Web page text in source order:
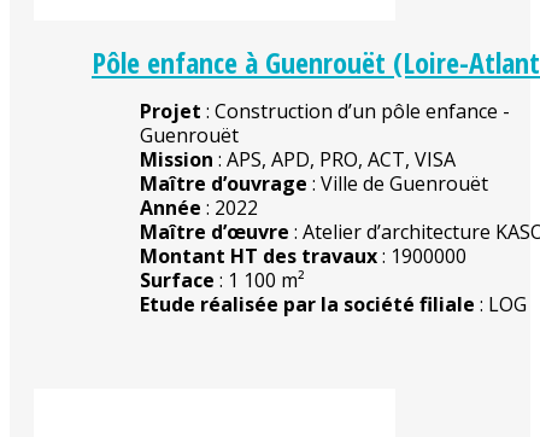
Pôle enfance à Guenrouët (Loire-
Projet : Construction d’un pôle enfance -
Guenrouët
Mission : APS, APD, PRO, ACT, VISA
Maître d’ouvrage : Ville de Guenrouët
Année : 2022
Maître d’œuvre : Atelier d’architecture
Montant HT des travaux: 1900000
Surface : 1 100 m²
Etude réalisée par la société filiale : LOG